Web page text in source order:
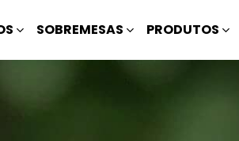
SOBREMESAS PRODUTOS